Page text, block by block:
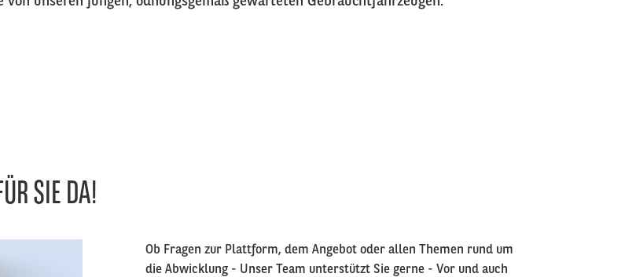
SIE DA!
Right
column
Ob Fragen zur Plattform, dem Angebot oder allen Themen rund um
die Abwicklung - Unser Team unterstützt Sie gerne - Vor und auch